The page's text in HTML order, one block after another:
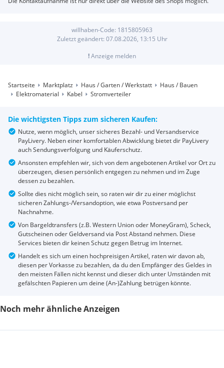
willhaben-Code: 1815805963
Zuletzt geändert: 07.08.2026, 13:15 Uhr
!Anzeige melden
Startseite Marktplatz Haus / Garten / Werkstatt
Haus / Bauen
Elektromaterial
Kabel Stromverteiler
Die wichtigsten Tipps zum sicheren Kaufen:
Nutze, wenn möglich, unser sicheres Bezahl- und Versandservice
PayLivery. Neben einer komfortablen Abwicklung bietet dir PayLivery
auch Sendungsverfolgung und Käuferschutz.
Ansonsten empfehlen wir, sich von dem angebotenen Artikel vor Ort zu
überzeugen, diesen persönlich entgegen zu nehmen und im Zuge
dessen zu bezahlen.
Sollte dies nicht möglich sein, so raten wir dir zu einer möglichst
sicheren Zahlungs-/Versandoption, wie etwa Postversand per
Nachnahme.
Von Bargeldtransfers (z.B. Western Union oder MoneyGram), Scheck,
Gutscheinen oder Geldversand via Post Abstand nehmen. Diese
Services bieten dir keinen Schutz gegen Betrug im Internet.
Handelt es sich um einen hochpreisigen Artikel, raten wir davon ab,
diesen per Vorkasse zu bezahlen, da du den Empfänger des Geldes in
den meisten Fällen nicht kennst und dieser dich unter Umständen mit
gefälschten Papieren um deine (An-)Zahlung betrügen könnte.
Noch mehr ähnliche Anzeigen